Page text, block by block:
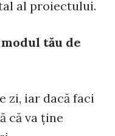
al proiectului.
tău de
zi, iar dacă faci
că va ţine